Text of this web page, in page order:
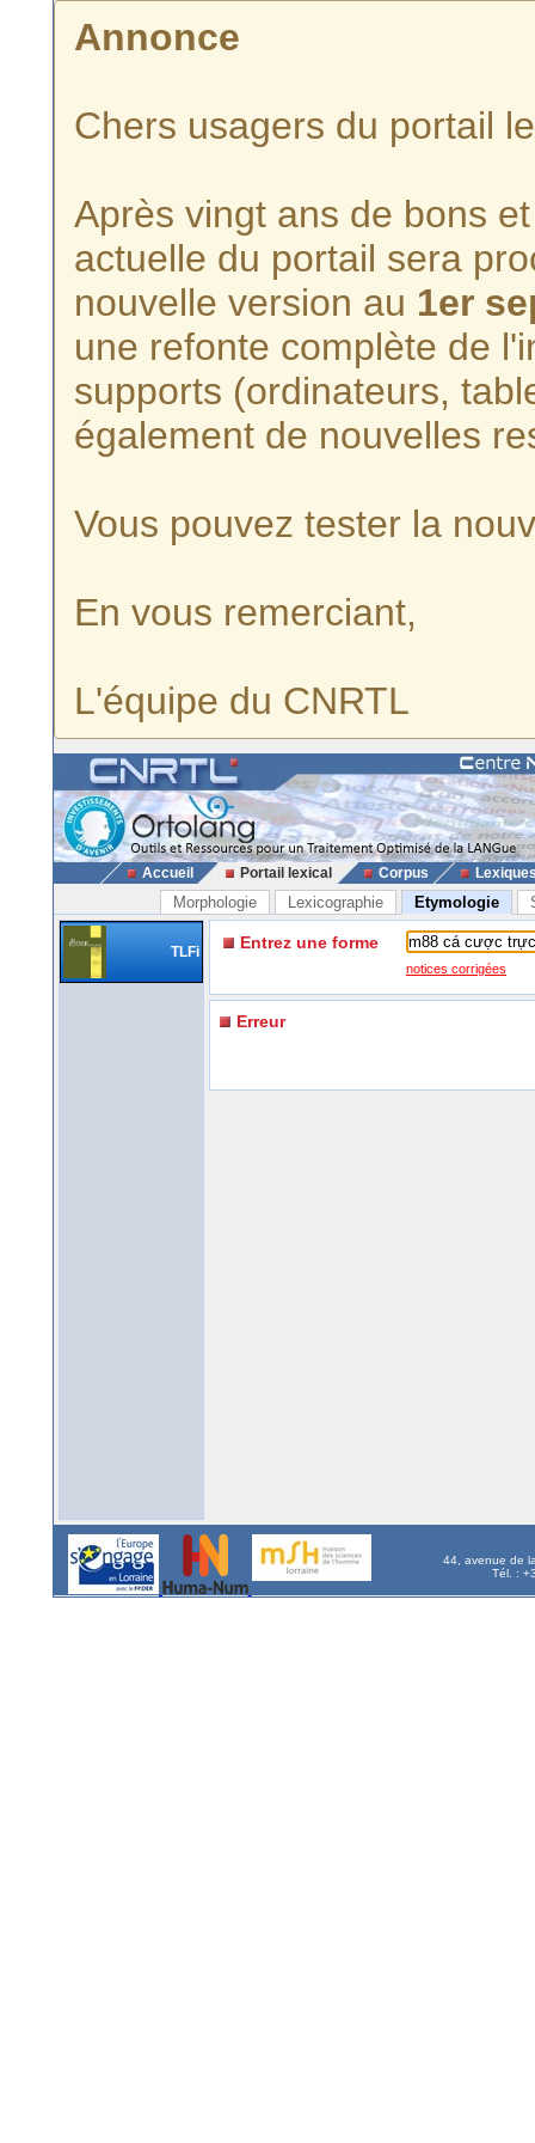
Annonce
Chers usagers du portail
Après vingt ans de bons
actuelle du portail sera
nouvelle version au 1er
une refonte complète de
supports (ordinateurs,
également de nouvelles
Vous pouvez tester la
En vous remerciant,
L'équipe du CNRTL
Accueil Portail lexical Corpus
Morphologie Lexicographie Etymologie
TLFi Entrez une forme
notices corrigées
Erreur
44, avenue de
Tél. :